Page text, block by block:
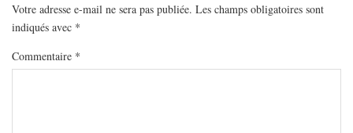
Votre adresse e-mail ne sera pas publiée. Les champs obligatoires sont
indiqués avec *
Commentaire *